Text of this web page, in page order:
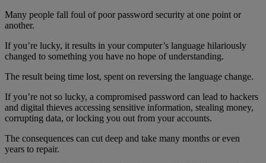
Many people fall foul of poor password security at one point or
another.
If you’re lucky, it results in your computer’s language hilariously
changed to something you have no hope of understanding.
The result being time lost, spent on reversing the language change.
If you’re not so lucky, a compromised password can lead to hackers
and digital thieves accessing sensitive information, stealing money,
corrupting data, or locking you out from your accounts.
The consequences can cut deep and take many months or even
years to repair.